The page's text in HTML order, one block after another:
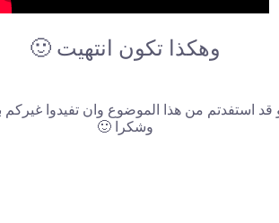
وهكذا تكون انتهيت 🙂
قد استفدتم من هذا الموضوع وان تفيدوا
وشكرا 🙂